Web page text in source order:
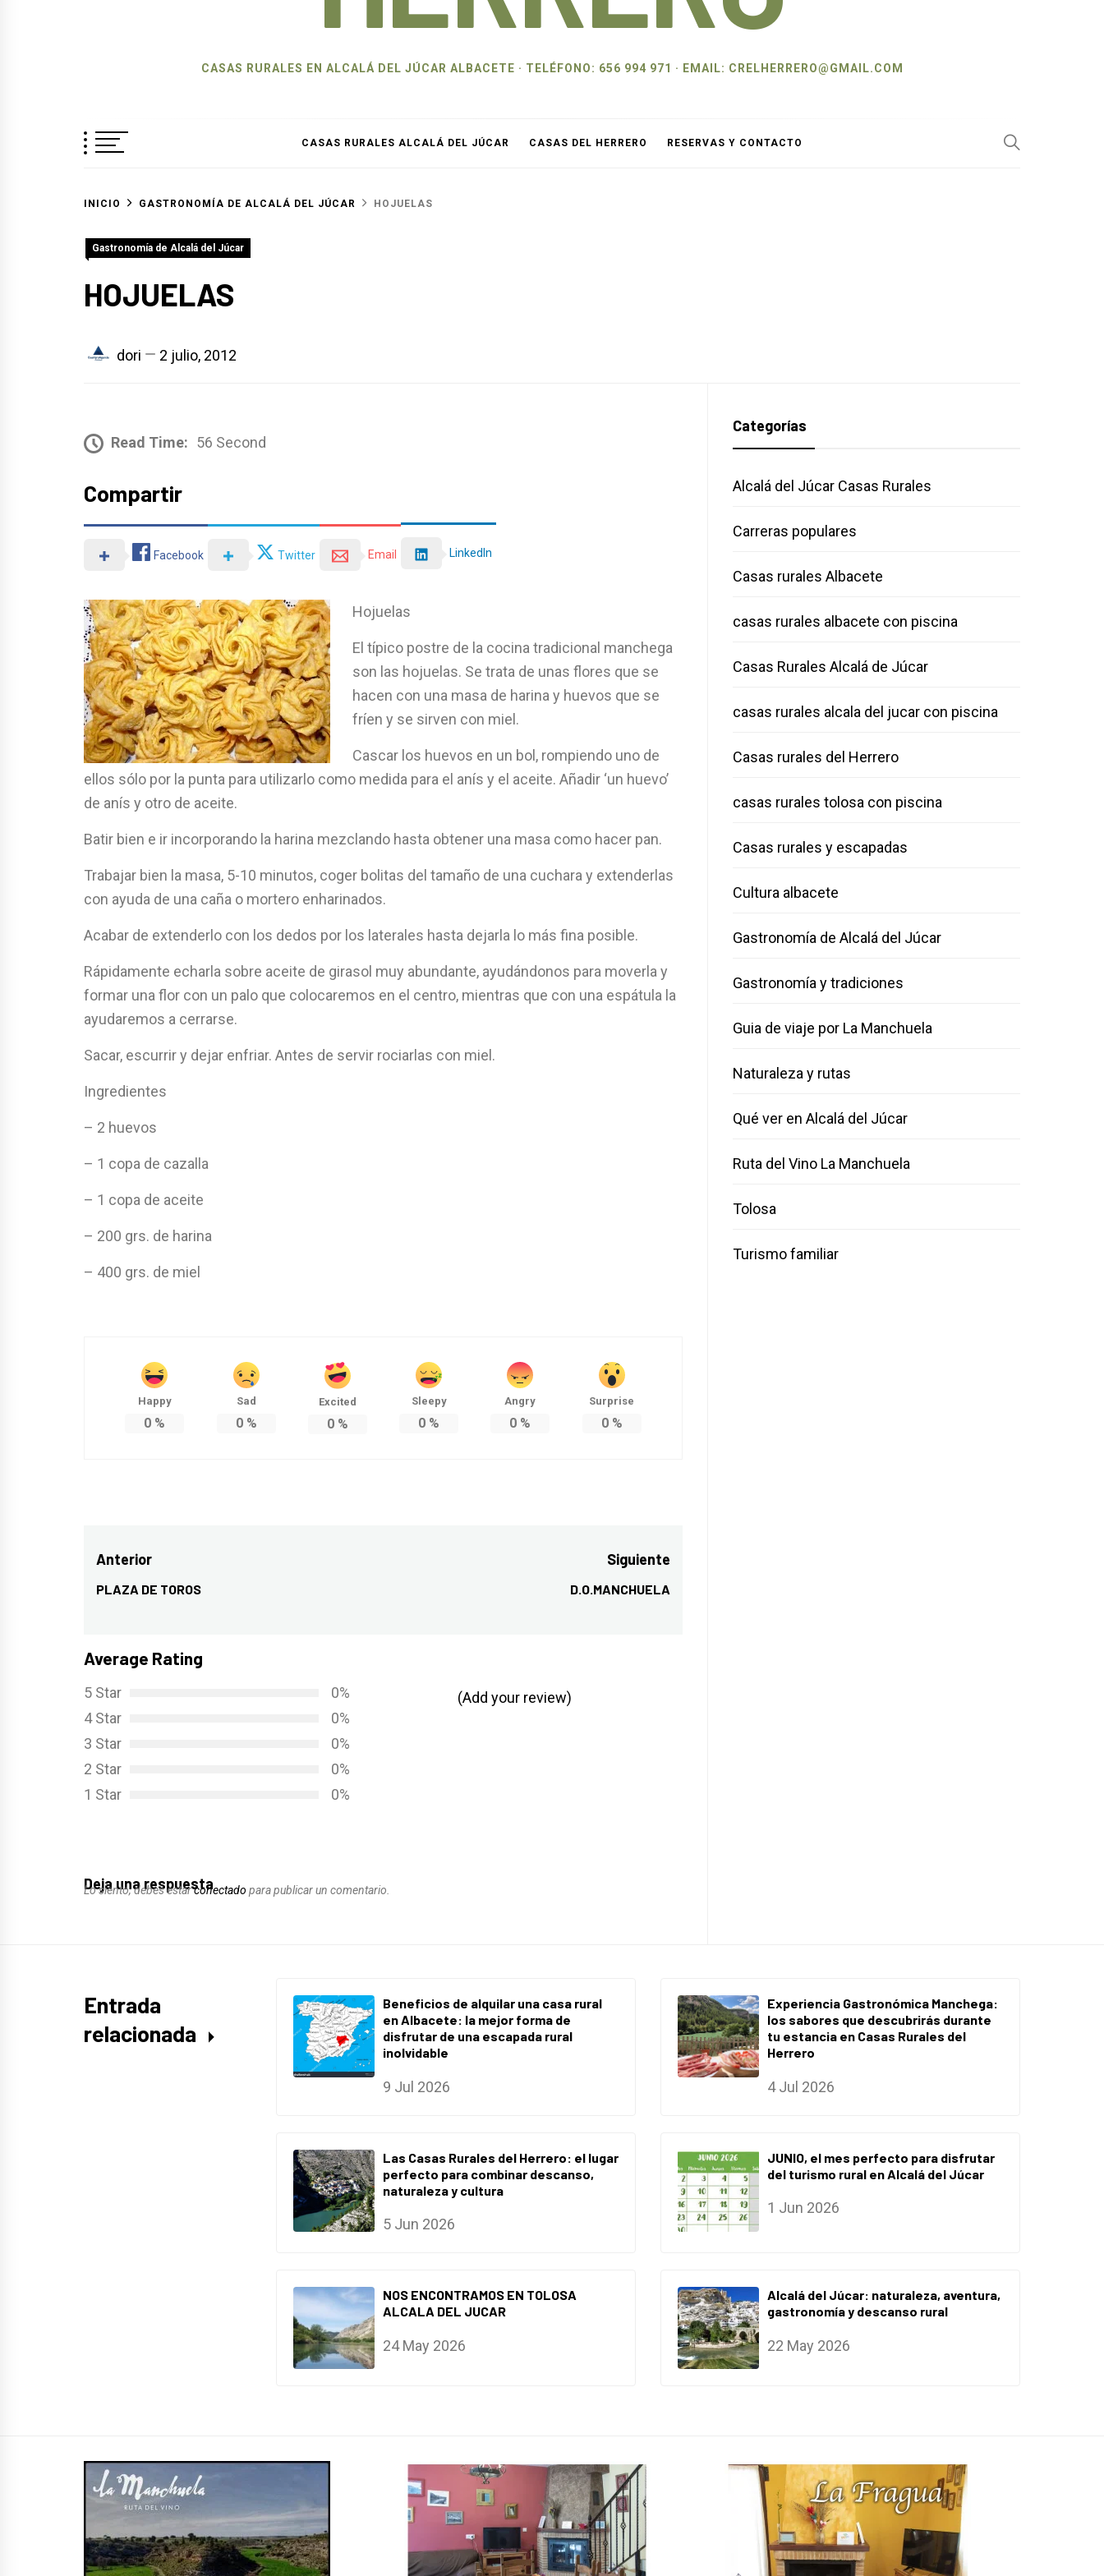
CASAS RURALES EN ALCALÁ DEL JÚCAR ALBACETE · TELÉFONO: 656 994 971 · EMAIL: CRELHERRERO@GMAIL.COM
CASAS RURALES ALCALÁ DEL JÚCAR CASAS DEL HERRERO RESERVAS Y CONTACTO
INICIO GASTRONOMÍA DE ALCALÁ DEL JÚCAR HOJUELAS
Gastronomía de Alcalá del Júcar
HOJUELAS
dori 2 julio, 2012
Read Time: 56 Second
Compartir
Facebook Twitter Email LinkedIn
Hojuelas
El típico postre de la cocina tradicional manchega
son las hojuelas. Se trata de unas flores que se
hacen con una masa de harina y huevos que se
fríen y se sirven con miel.
Cascar los huevos en un bol, rompiendo uno de
ellos sólo por la punta para utilizarlo como medida para el anís y el aceite. Añadir ‘un huevo’
de anís y otro de aceite.
Batir bien e ir incorporando la harina mezclando hasta obtener una masa como hacer pan.
Trabajar bien la masa, 5-10 minutos, coger bolitas del tamaño de una cuchara y extenderlas
con ayuda de una caña o mortero enharinados.
Acabar de extenderlo con los dedos por los laterales hasta dejarla lo más fina posible.
Rápidamente echarla sobre aceite de girasol muy abundante, ayudándonos para moverla y
formar una flor con un palo que colocaremos en el centro, mientras que con una espátula la
ayudaremos a cerrarse.
Sacar, escurrir y dejar enfriar. Antes de servir rociarlas con miel.
Ingredientes
– 2 huevos
– 1 copa de cazalla
– 1 copa de aceite
– 200 grs. de harina
– 400 grs. de miel
Happy
0 %
Sad
0%
Excited
0%
Sleepy
0 %
Angry
0 %
Surprise
0%
Navegación
de
Anterior
Entrada
PLAZA DE TOROS
Siguiente
Entrada
D.O.MANCHUELA
Average Rating
5 Star
0%
4 Star
0%
3 Star
0%
2 Star
0%
1 Star
0%
(Add your review)
Deja una respuesta
Lo siento, debes estarconectado para publicar un comentario.
Categorías
Alcalá del Júcar Casas Rurales
Carreras populares
Casas rurales Albacete
casas rurales albacete con piscina
Casas Rurales Alcalá de Júcar
casas rurales alcala del jucar con piscina
Casas rurales del Herrero
casas rurales tolosa con piscina
Casas rurales y escapadas
Cultura albacete
Gastronomía de Alcalá del Júcar
Gastronomía y tradiciones
Guia de viaje por La Manchuela
Naturaleza y rutas
Qué ver en Alcalá del Júcar
Ruta del Vino La Manchuela
Tolosa
Turismo familiar
Entrada
relacionada
Beneficios de alquilar una casa rural
en Albacete: la mejor forma de
disfrutar de una escapada rural
inolvidable
9 Jul 2026
Experiencia Gastronómica Manchega:
los sabores que descubrirás durante
tu estancia en Casas Rurales del
Herrero
4 Jul 2026
Las Casas Rurales del Herrero: el lugar
perfecto para combinar descanso,
naturaleza y cultura
5 Jun 2026
JUNIO, el mes perfecto para disfrutar
del turismo rural en Alcalá del Júcar
1 Jun 2026
NOS ENCONTRAMOS EN TOLOSA
ALCALA DEL JUCAR
24 May 2026
Alcalá del Júcar: naturaleza, aventura,
gastronomía y descanso rural
22 May 2026